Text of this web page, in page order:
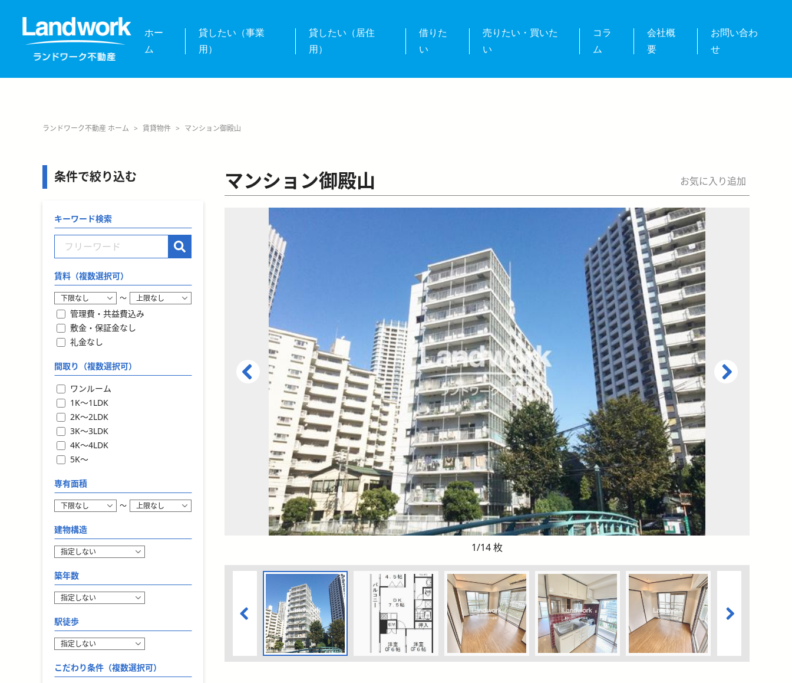
ホー
ム
貸したい（事業
用）
貸したい（居住
用）
借りた
い
売りたい・買いた
い
コラ
ム
会社概
要
お問い合わ
せ
ランドワーク不動産 ホーム > 賃貸物件 > マンション御殿山
お気に入り追加
マンション御殿山
1/14枚
条件で絞り込む
キーワード検索
賃料（複数選択可）
〜
管理費・共益費込み
敷金・保証金なし
礼金なし
間取り（複数選択可）
ワンルーム
1K〜1LDK
2K〜2LDK
3K〜3LDK
4K〜4LDK
5K〜
専有面積
〜
建物構造
築年数
駅徒歩
こだわり条件（複数選択可）